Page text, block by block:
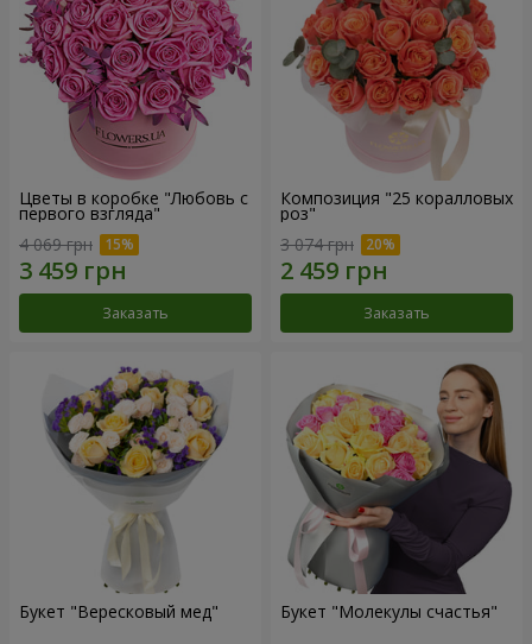
Цветы в коробке "Любовь с
первого взгляда"
4 069 грн
Заказать
Композиция "25 коралловых
роз"
3 074 грн
Заказать
Букет "Вересковый мед" Букет "Молекулы счастья"